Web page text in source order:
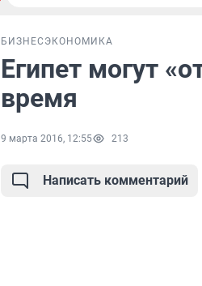
БИЗНЕС ЭКОНОМИКА
Египет могут
время
9 марта 2016, 12:55 213
Написать комментарий